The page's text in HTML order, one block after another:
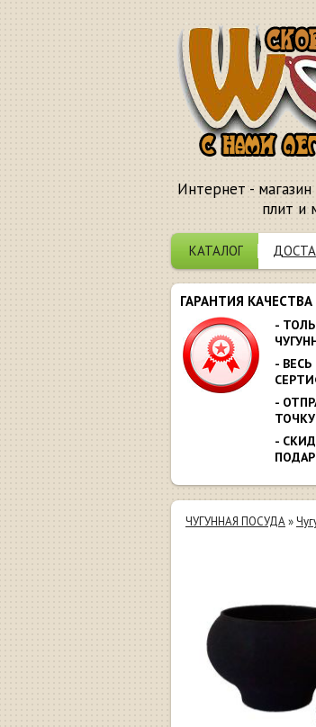
Интернет -
плит и
КАТАЛОГ
ГАРАНТИЯ КАЧЕСТВА
-
-
-
-
ЧУГУННАЯ ПОСУДА»